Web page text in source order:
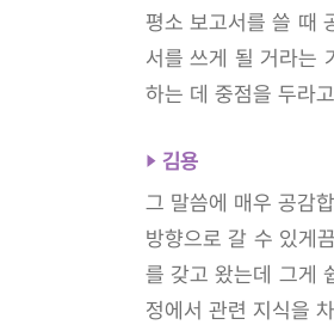
평소 보고서를 쓸 때
서를 쓰게 될 거라는
하는 데 중점을 두라
김용
그 말씀에 매우 공감
방향으로 갈 수 있게
를 갖고 왔는데 그게
정에서 관련 지식을